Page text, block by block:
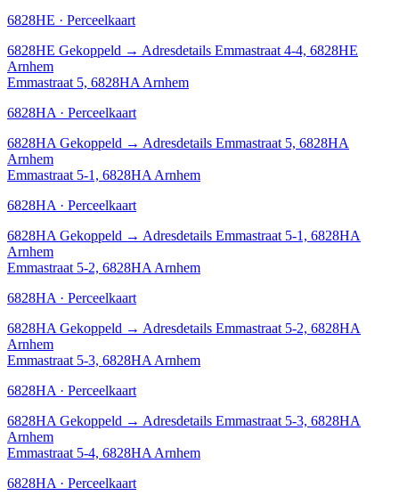
6828HE · Perceelkaart
6828HE Gekoppeld → Adresdetails Emmastraat 4-4, 6828HE
Arnhem
Emmastraat 5, 6828HA Arnhem
6828HA · Perceelkaart
6828HA Gekoppeld → Adresdetails Emmastraat 5, 6828HA
Arnhem
Emmastraat 5-1, 6828HA Arnhem
6828HA · Perceelkaart
6828HA Gekoppeld → Adresdetails Emmastraat 5-1, 6828HA
Arnhem
Emmastraat 5-2, 6828HA Arnhem
6828HA · Perceelkaart
6828HA Gekoppeld → Adresdetails Emmastraat 5-2, 6828HA
Arnhem
Emmastraat 5-3, 6828HA Arnhem
6828HA · Perceelkaart
6828HA Gekoppeld → Adresdetails Emmastraat 5-3, 6828HA
Arnhem
Emmastraat 5-4, 6828HA Arnhem
6828HA · Perceelkaart